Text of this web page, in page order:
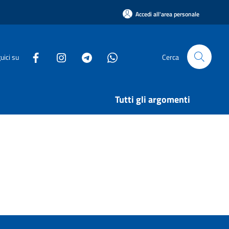
Accedi all'area personale
su Cerca
Tutti gli argomenti